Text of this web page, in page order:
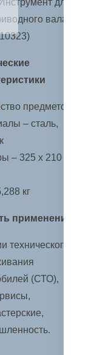
для
вала
предметов – 8
– сталь,
– 325 х 210 х 105
кг
применения
технического
(СТО),